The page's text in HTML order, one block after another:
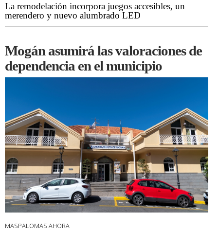
La remodelación incorpora juegos accesibles, un
merendero y nuevo alumbrado LED
Mogán asumirá las valoraciones de
dependencia en el municipio
MASPALOMAS AHORA